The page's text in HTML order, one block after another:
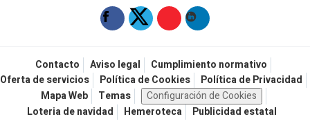
Contacto Aviso legal
Cumplimiento normativo
Oferta de servicios
Política de Cookies
Política de Privacidad
Mapa Web
Temas
Configuración de Cookies
Loteria de navidad
Hemeroteca Publicidad estatal